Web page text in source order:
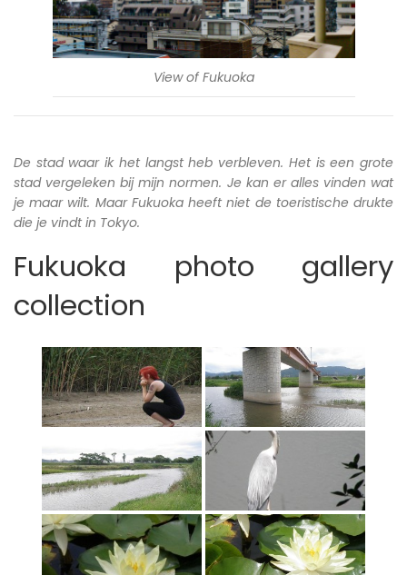
View of Fukuoka
De stad waar ik het langst heb verbleven. Het is een grote
stad vergeleken bij mijn normen. Je kan er alles vinden wat
je maar wilt. Maar Fukuoka heeft niet de toeristische drukte
die je vindt in Tokyo.
Fukuoka photo gallery
collection